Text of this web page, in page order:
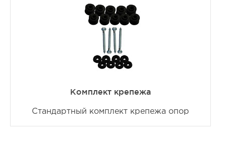
Комплект крепежа
Стандартный комплект крепежа опор